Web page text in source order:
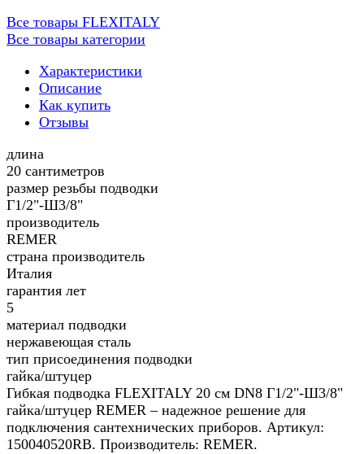
Все товары FLEXITALY
Все товары категории
Характеристики
Описание
Как купить
Отзывы
длина
20 сантиметров
размер резьбы подводки
Г1/2"-Ш3/8"
производитель
REMER
страна производитель
Италия
гарантия лет
5
материал подводки
нержавеющая сталь
тип присоединения подводки
гайка/штуцер
Гибкая подводка FLEXITALY 20 см DN8 Г1/2"-Ш3/8"
гайка/штуцер REMER – надежное решение для
подключения сантехнических приборов. Артикул:
150040520RB. Производитель: REMER.